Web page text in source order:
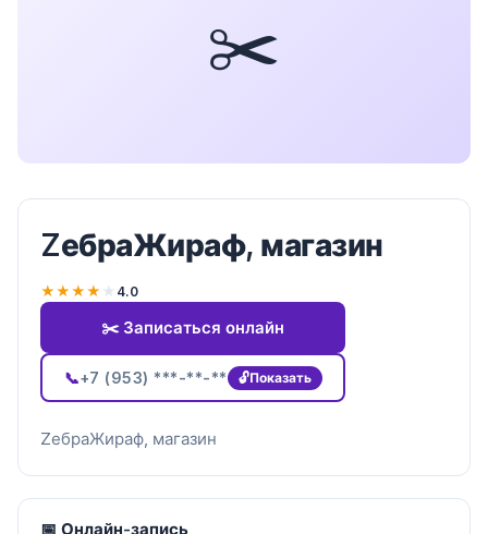
✂️
ZебраЖираф, магазин
★★★★ ★ 4.0
✂️ Записаться онлайн
📞+7 (953) ***-**-** Показать
ZебраЖираф, магазин
📅 Онлайн-запись